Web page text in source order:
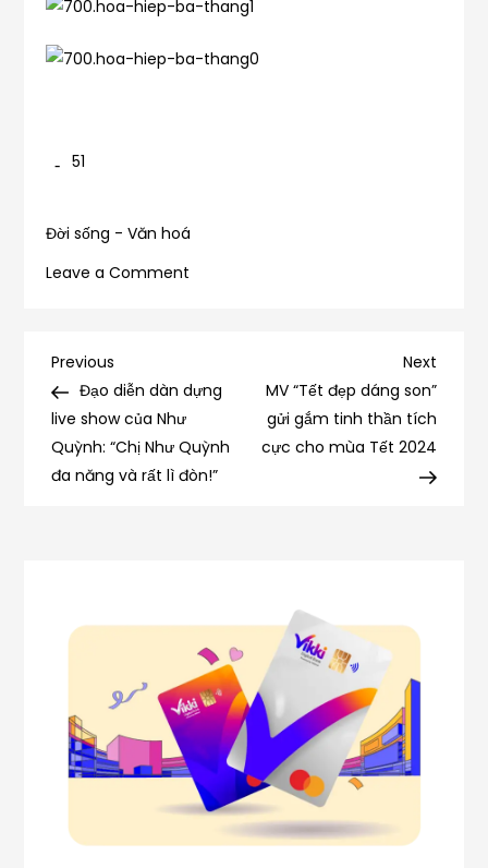
51
Đời sống - Văn hoá
Leave a Comment
rằng
Sinh
nhật
minishow
của
Bá
Thắng”
Điều
hướng
bài
Previous
Post
Previous
Đạo diễn dàn dựng
live show của Như
Quỳnh: “Chị Như Quỳnh
đa năng và rất lì đòn!”
Next
Post
Next
MV “Tết đẹp dáng son”
gửi gắm tinh thần tích
cực cho mùa Tết 2024